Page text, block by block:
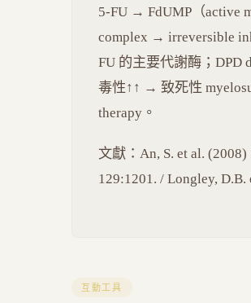
5-FU → FdUMP（active
complex → irreversible
FU 的主要代謝酶；DPD
毒性↑↑ → 致死性
therapy。
文獻：An, S. et al.
129:1201. / Longley, D.B.
互動工具